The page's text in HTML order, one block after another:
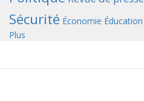
Sécurité Économie Éducation
Plus